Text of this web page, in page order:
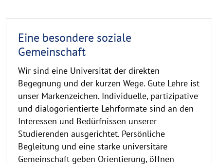
Eine besondere soziale
Gemeinschaft
Wir sind eine Universität der direkten
Begegnung und der kurzen Wege. Gute Lehre ist
unser Markenzeichen. Individuelle, partizipative
und dialogorientierte Lehrformate sind an den
Interessen und Bedürfnissen unserer
Studierenden ausgerichtet. Persönliche
Begleitung und eine starke universitäre
Gemeinschaft geben Orientierung, öffnen